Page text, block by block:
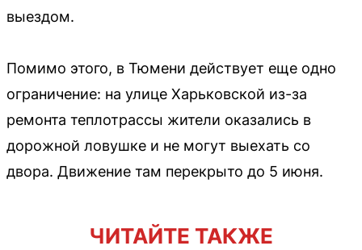
выездом.
Помимо этого, в Тюмени действует еще одно
ограничение: на улице Харьковской из-за
ремонта теплотрассы жители оказались в
дорожной ловушке и не могут выехать со
двора. Движение там перекрыто до 5 июня.
ЧИТАЙТЕ ТАКЖЕ